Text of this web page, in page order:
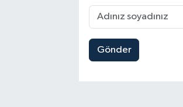
Gönder